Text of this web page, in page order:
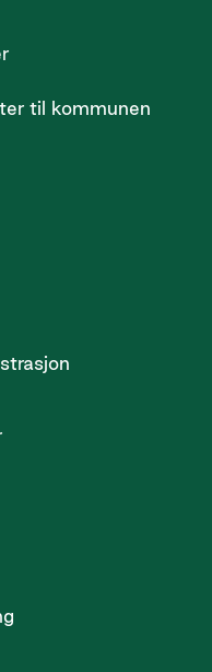
til kommunen